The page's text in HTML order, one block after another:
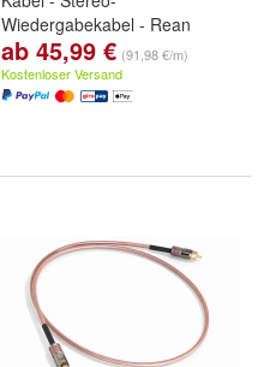
Wiedergabekabel - Rean
ab 45,99 € (91,98 €/m)
Kostenloser Versand